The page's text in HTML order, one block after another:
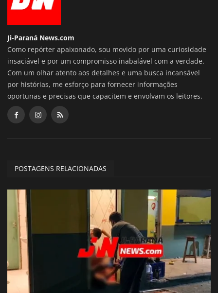
Ji-Paraná News.com
Como repórter apaixonado, sou movido por uma curiosidade
insaciável e por um compromisso inabalável com a verdade.
Com um olhar atento aos detalhes e uma busca incansável
por histórias, me esforço para fornecer informações
oportunas e precisas que capacitem e envolvam os leitores.
POSTAGENS RELACIONADAS